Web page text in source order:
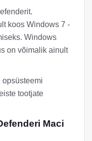
koos Windows 7 -
Windows
on võimalik ainult
opsüsteemi
tootjate
Maci